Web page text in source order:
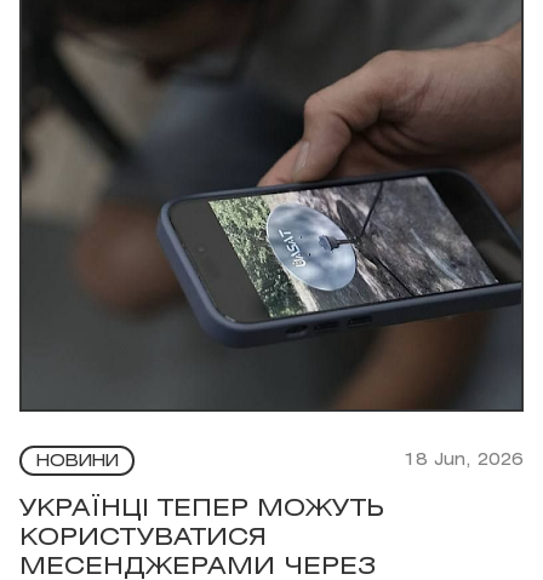
НОВИНИ 18 Jun, 2026
УКРАЇНЦІ ТЕПЕР МОЖУТЬ
КОРИСТУВАТИСЯ
МЕСЕНДЖЕРАМИ ЧЕРЕЗ